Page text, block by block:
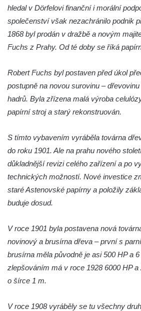
Dům čp. 42 v Havlíčkově ulici ve
Dvojdům čp. 92 a 93 (hotel Bílý kůň) na
náměstí T. G. Masaryka ve Frýdlantu
Frýdlantu
Bývalý špitál čp. 176 ve Frýdlantu
Dům ev.č. 89 v Benešově ulici ve
Čechách
Čechách
Dům čp. 134 v Mlýnské ulici ve Sloupu v
Čechách
Dům čp. 101 v ulici Ke Hradu ve Sloupu
Čechách
Čechách
Dům čp. 109 v ulici Ke Hradu ve
Čechách
Dům čp. 181 v Mikovcově ulici ve
Čechách
hledal v Dörfelovi finanční i morální
společenství však nezachránilo podnik
1868 byl prodán v dražbě a novým
Fuchs z Prahy. Od té doby se říká
Robert Fuchs byl postaven před úkol
postupně na novou surovinu –
hadrů. Byla zřízena malá výroba
papírní stroj a starý rekonstruován.
S tímto vybavením vyráběla továrna
do roku 1901. Ale na prahu nového
důkladnější revizi celého zařízení a po
technických možností. Nové investice
staré Astenovské papírny a položily
buduje dosud.
V roce 1901 byla postavena nová
novinový a brusírna dřeva – první s
brusírna měla původně je asi 500 HP a
zlepšováním má v roce 1928 6000 HP
o šírce 1 m.
V roce 1908 vyráběly se tu všechny